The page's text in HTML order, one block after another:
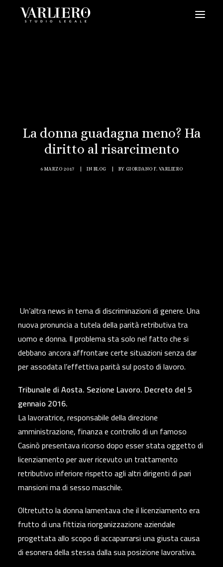
VIDEO
CONTATTI
PRENDI UN APPUNTAMENTO
La donna guadagna meno? Ha
diritto al risarcimento
6 MARZO 2017 IN BLOG BY GIORDANO F. VARLIERO
Un’altra news in tema di discriminazioni di genere. Una
nuova pronuncia a tutela della parità retributiva tra
uomo e donna. Il problema sta solo nel fatto che si
debbano ancora affrontare certe situazioni senza dar
per assodata l’effettiva parità sul posto di lavoro.
Tribunale di Aosta. Sezione Lavoro. Decreto del 5
gennaio 2016.
La lavoratrice, responsabile della direzione
amministrazione, finanza e controllo di un famoso
Casinò presentava ricorso dopo esser stata oggetto di
licenziamento per aver ricevuto un trattamento
retributivo inferiore rispetto agli altri dirigenti di pari
mansioni ma di sesso maschile.
Oltretutto la donna lamentava che il licenziamento era
frutto di una fittizia riorganizzazione aziendale
progettata allo scopo di accaparrarsi una giusta causa
di esonera della stessa dalla sua posizione lavorativa.